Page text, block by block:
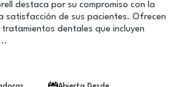
destaca por su compromiso con la
satisfacción de sus pacientes. Ofrecen
dentales que incluyen